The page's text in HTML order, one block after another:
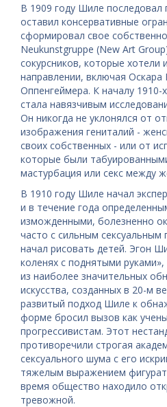
В 1909 году Шиле последовал
оставил консервативные
сформировал свое
Neukunstgruppe (New Art
сокурсников, которые хотели
направлении, включая
Оппенгеймера. К началу
стала навязчивым
Он никогда не уклонялся от
изображения гениталий -
своих собственных - или от
которые были
мастурбация или секс между
В 1910 году Шиле начал
и в течение года
изможденными, болезненно
часто с сильным
начал рисовать детей. Эгон
коленях с поднятыми
из наиболее значительных
искусства, созданных в 20-м
развитый подход Шиле к
форме бросил вызов как
прогрессивистам. Этот
противоречили строгая
сексуального шума с его
тяжелым выражением
время общество находило
тревожной.